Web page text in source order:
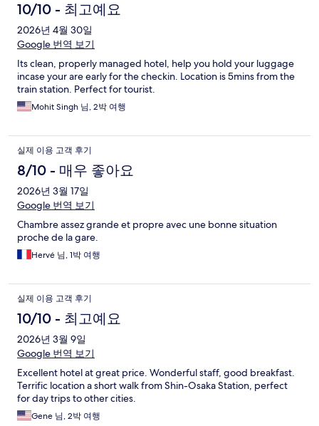
10/10 - 최고예요
2026년 4월 30일
Google 번역 보기
Its clean, properly managed hotel, help you hold your luggage
incase your are early for the checkin. Location is 5mins from the
train station. Perfect for tourist.
Mohit Singh 님, 2박 여행
실제 이용 고객 후기
8/10 - 매우 좋아요
2026년 3월 17일
Google 번역 보기
Chambre assez grande et propre avec une bonne situation
proche de la gare.
Hervé 님, 1박 여행
실제 이용 고객 후기
10/10 - 최고예요
2026년 3월 9일
Google 번역 보기
Excellent hotel at great price. Wonderful staff, good breakfast.
Terrific location a short walk from Shin-Osaka Station, perfect
for day trips to other cities.
Gene 님, 2박 여행